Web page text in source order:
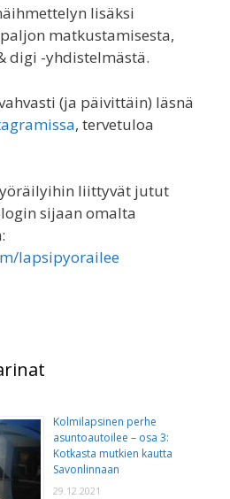
lisäksi
matkustamisesta,
digi -yhdistelmästä.
(ja päivittäin) läsnä
, tervetuloa
liittyvät jutut
sijaan omalta
lapsipyorailee
Kolmilapsinen perhe
asuntoautoilee – osa 3:
Kotkasta mutkien kautta
Savonlinnaan
29.12.2021